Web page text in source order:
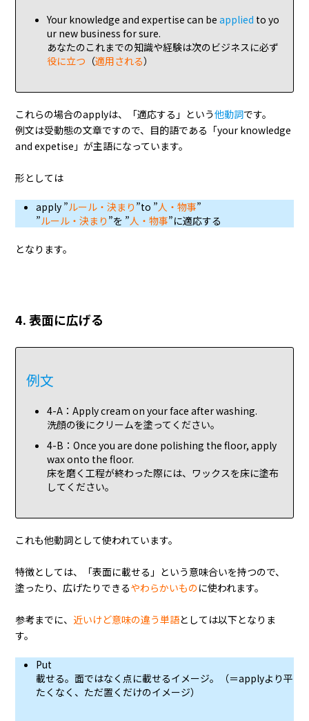
Your knowledge and expertise can beapplied to yo
ur new business for sure.
あなたのこれまでの知識や経験は次のビジネスに必ず
役に立つ （適用される）
これらの場合のapplyは、「適応する」という他動詞です。
例文は受動態の文章ですので、目的語である「your knowledge
and expetise」が主語になっています。
形としては
apply ”ルール・決まり ”to ”人・物事”
”ルール・決まり ”を ”人・物事”に適応する
となります。
4. 表面に広げる
例文
4-A：Apply cream on your face after washing.
洗顔の後にクリームを塗ってください。
4-B：Once you are done polishing the floor, apply
wax onto the floor.
床を磨く工程が終わった際には、ワックスを床に塗布
してください。
これも他動詞として使われています。
特徴としては、「表面に載せる」という意味合いを持つので、
塗ったり、広げたりできるやわらかいものに使われます。
参考までに、 近いけど意味の違う単語としては以下となりま
す。
Put
載せる。面ではなく点に載せるイメージ。（＝applyより平
たくなく、ただ置くだけのイメージ）